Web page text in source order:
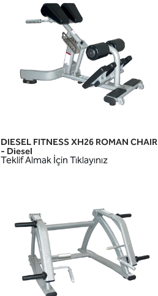
HIZLI GÖRÜNÜM
DIESEL FITNESS XH26 ROMAN CHAIR
- Diesel
Teklif Almak İçin Tıklayınız